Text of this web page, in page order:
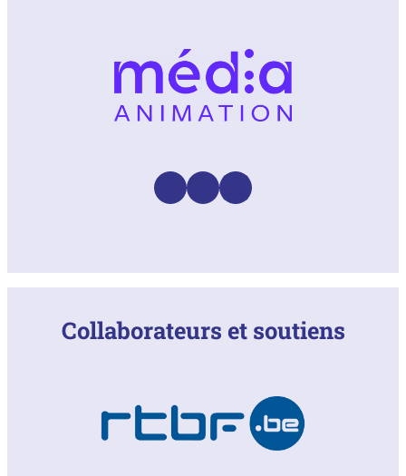
Facebook
Instagram
LinkedIn
Collaborateurs et soutiens